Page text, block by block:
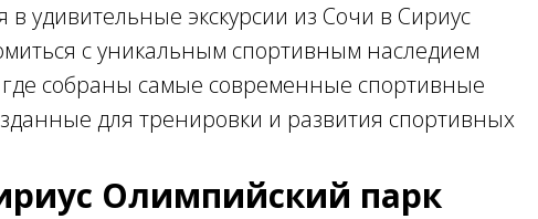
удивительные экскурсии из Сочи в Сириус
с уникальным спортивным наследием
собраны самые современные спортивные
для тренировки и развития спортивных
Олимпийский парк